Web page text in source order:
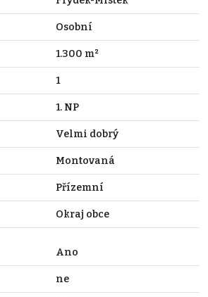
Osobní
1.300 m²
1
1. NP
Velmi dobrý
Montovaná
Přízemní
Okraj obce
Ano
ne